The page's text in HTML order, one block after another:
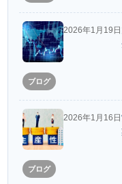
ブログ
2026年1月19日
ブログ
2026年1月16日